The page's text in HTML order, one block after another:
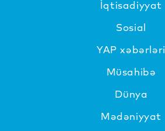
İqtisadiyyat
Sosial
YAP xəbərləri
Müsahibə
Dünya
Mədəniyyat